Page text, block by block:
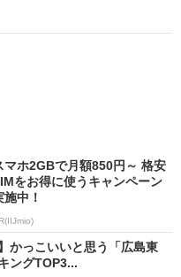
マホ2GBで月額850円～ 格安
をお得に使うキャンペーン
施中！
かっこいいと思う「広島東
ングTOP3...